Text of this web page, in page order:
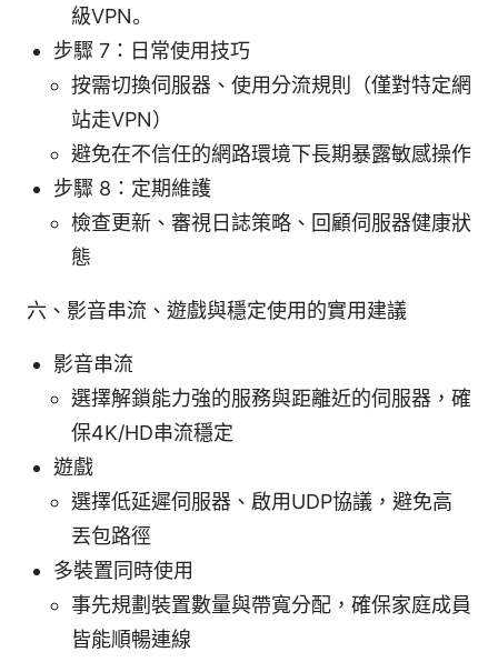
級VPN。
步驟 7：日常使用技巧
按需切換伺服器、使用分流規則（僅對特定網
站走VPN）
避免在不信任的網路環境下長期暴露敏感操作
步驟 8：定期維護
檢查更新、審視日誌策略、回顧伺服器健康狀
態
六、影音串流、遊戲與穩定使用的實用建議
影音串流
選擇解鎖能力強的服務與距離近的伺服器，確
保4K/HD串流穩定
遊戲
選擇低延遲伺服器、啟用UDP協議，避免高
丟包路徑
多裝置同時使用
事先規劃裝置數量與帶寬分配，確保家庭成員
皆能順暢連線